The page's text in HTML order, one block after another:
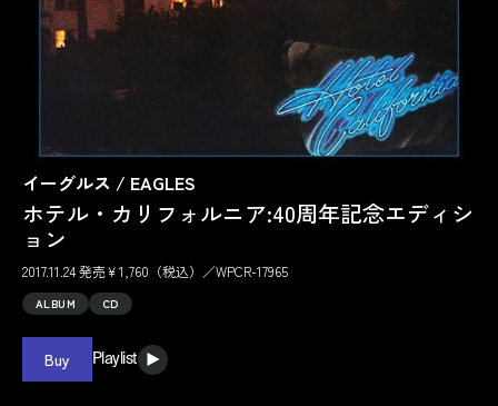
イーグルス / EAGLES
ホテル・カリフォルニア:40周年記念エディシ
ョン
2017.11.24 発売￥1,760（税込）／WPCR-17965
ALBUM CD
Buy Playlist